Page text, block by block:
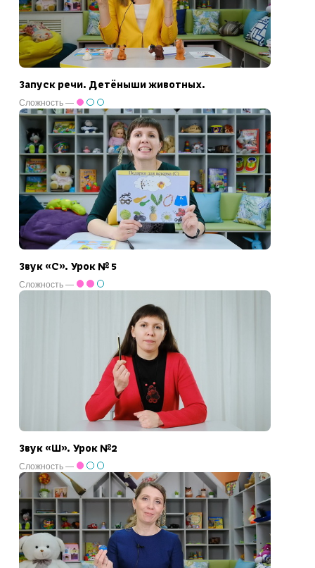
Запуск речи. Детёныши животных.
Сложность —
Звук «С». Урок № 5
Сложность —
Звук «Ш». Урок №2
Сложность —